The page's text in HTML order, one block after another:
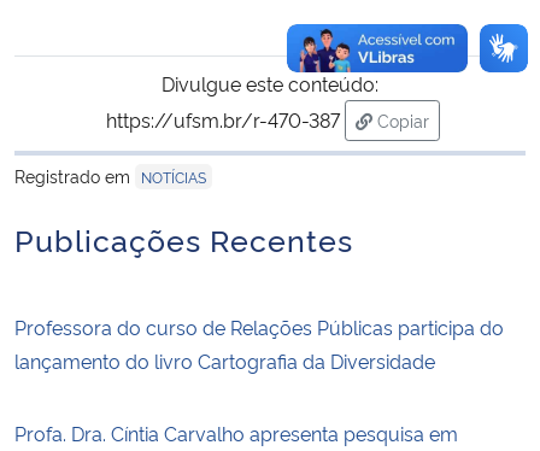
Divulgue este conteúdo:
https://ufsm.br/r-470-387
Copiar
para área de
Registrado em
NOTÍCIAS
Publicações Recentes
Professora do curso de Relações Públicas participa do
lançamento do livro Cartografia da Diversidade
Profa. Dra. Cíntia Carvalho apresenta pesquisa em